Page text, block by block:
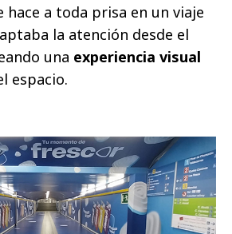
hace a toda prisa en un viaje
la atención desde el
una experiencia visual
espacio.